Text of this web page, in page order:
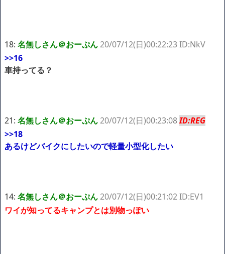
18: 名無しさん＠おーぷん20/07/12(日)00:22:23 ID:NkV
>>16
車持ってる？
21: 名無しさん＠おーぷん20/07/12(日)00:23:08ID:REG
>>18
あるけどバイクにしたいので軽量小型化したい
14: 名無しさん＠おーぷん20/07/12(日)00:21:02 ID:EV1
ワイが知ってるキャンプとは別物っぽい